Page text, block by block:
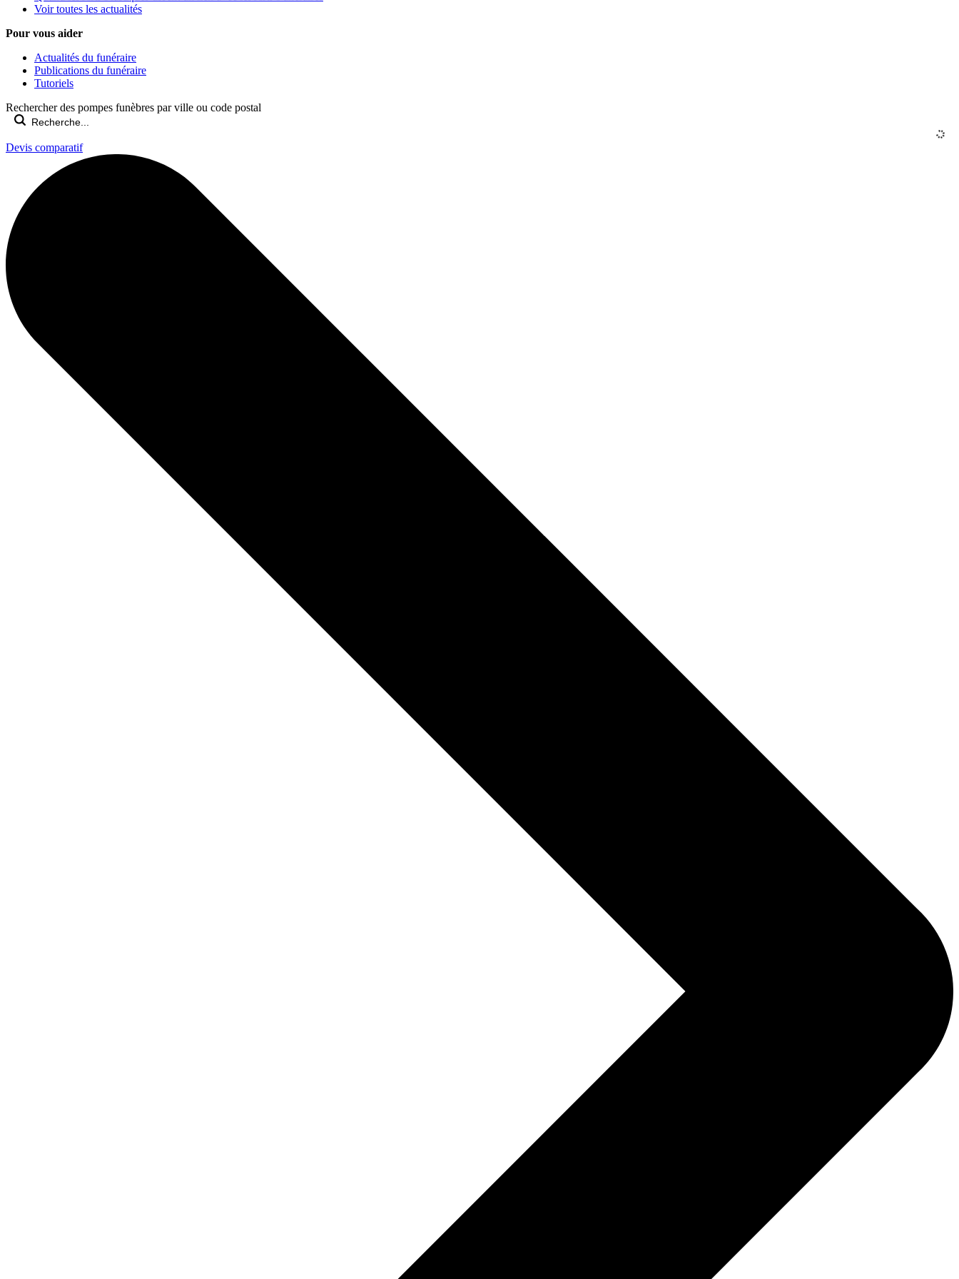
Voir toutes les actualités
Pour vous aider
Actualités du funéraire
Publications du funéraire
Tutoriels
Rechercher des pompes funèbres par ville ou code postal
Devis comparatif